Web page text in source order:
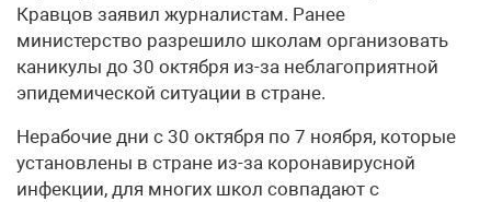
Кравцов заявил журналистам. Ранее
министерство разрешило школам организовать
каникулы до 30 октября из-за неблагоприятной
эпидемической ситуации в стране.
Нерабочие дни с 30 октября по 7 ноября, которые
установлены в стране из-за коронавирусной
инфекции, для многих школ совпадают с